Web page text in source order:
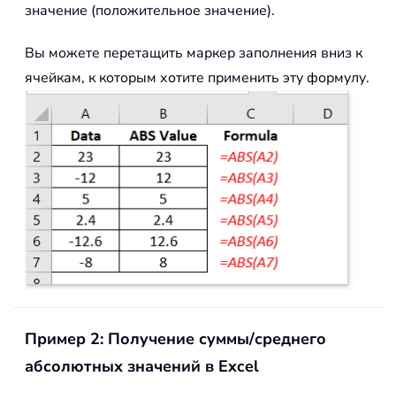
значение (положительное значение).
Вы можете перетащить маркер заполнения вниз к
ячейкам, к которым хотите применить эту формулу.
Пример 2: Получение суммы/среднего
абсолютных значений в Excel